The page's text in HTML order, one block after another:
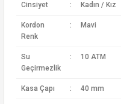
Cinsiyet : Kadın / Kız
Kordon
Renk
: Mavi
Su
Geçirmezlik
: 10 ATM
Kasa Çapı : 40 mm